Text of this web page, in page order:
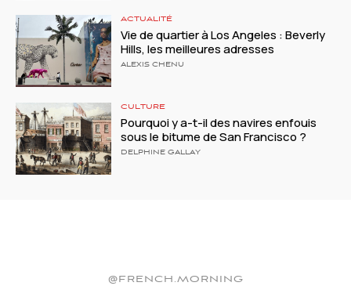
ACTUALITÉ
Vie de quartier à Los Angeles : Beverly
Hills, les meilleures adresses
ALEXIS CHENU
CULTURE
Pourquoi y a-t-il des navires enfouis
sous le bitume de San Francisco ?
DELPHINE GALLAY
@FRENCH.MORNING